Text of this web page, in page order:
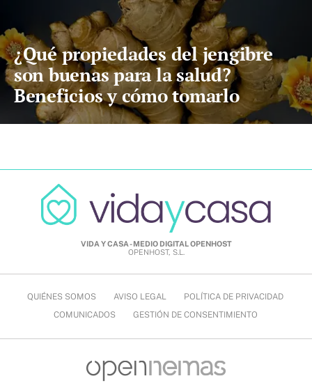
¿Qué propiedades del jengibre
son buenas para la salud?
Beneficios y cómo tomarlo
VIDA Y CASA - MEDIO DIGITAL OPENHOST
OPENHOST, S.L.
QUIÉNES SOMOS AVISO LEGAL
POLÍTICA DE PRIVACIDAD
COMUNICADOS
GESTIÓN DE CONSENTIMIENTO